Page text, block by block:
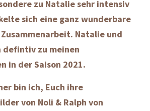
zu Natalie sehr intensiv
sich eine ganz wunderbare
Natalie und
defintiv zu meinen
in der Saison 2021.
bin ich, Euch ihre
von Noli & Ralph von